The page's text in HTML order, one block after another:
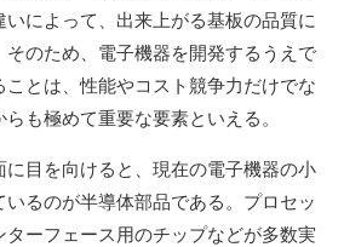
によって、出来上がる基板の品質に
そのため、電子機器を開発するうえで
とは、性能やコスト競争力だけでな
も極めて重要な要素といえる。
目を向けると、現在の電子機器の小
るのが半導体部品である。プロセッ
ーフェース用のチップなどが多数実